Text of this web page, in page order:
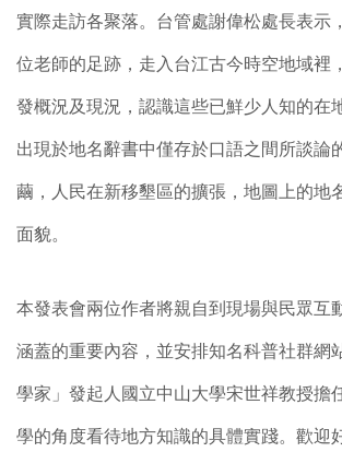
實際走訪各聚落。台管處謝偉松處長表示
位老師的足跡，走入台江古今時空地域裡
發概況及現況，認識這些已鮮少人知的在
出現於地名辭書中僅存於口語之間所談論
繭，人民在新移墾區的擴張，地圖上的地
面貌。
本發表會兩位作者將親自到現場與民眾互
涵蓋的重要內容，並安排知名科普社群網
學家」發起人國立中山大學宋世祥教授擔
學的角度看待地方知識的具體實踐。歡迎